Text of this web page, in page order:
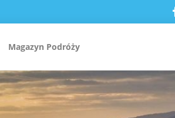
Magazyn Podróży